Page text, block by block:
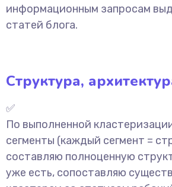
информационным запросам
статей блога.
Структура,
✅
По выполненной
сегменты (каждый сегмент =
составляю полноценную
уже есть, сопоставляю